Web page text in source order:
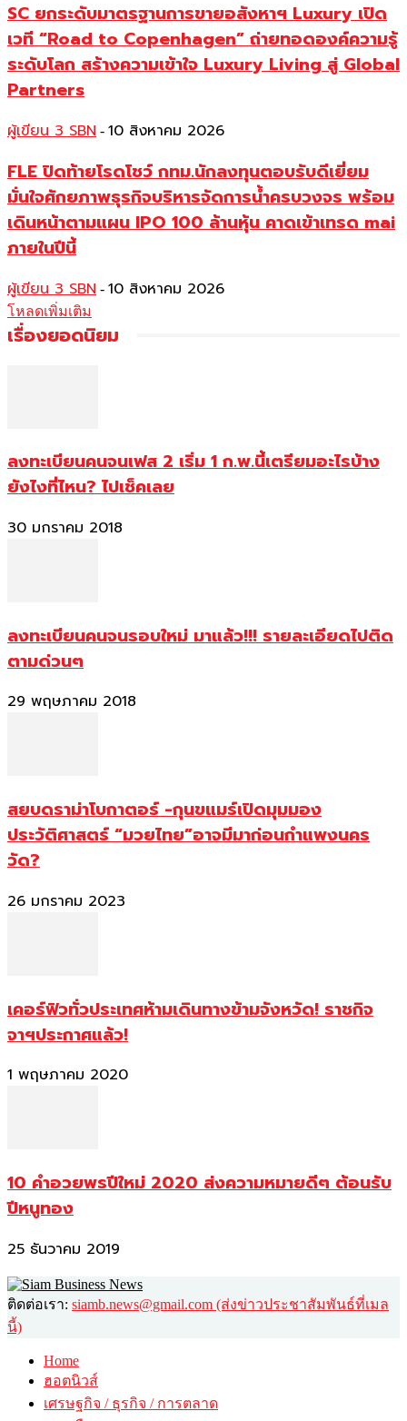
SC ยกระดับมาตรฐานการขายอสังหาฯ Luxury เปิด
เวที “Road to Copenhagen” ถ่ายทอดองค์ความรู้
ระดับโลก สร้างความเข้าใจ Luxury Living สู่ Global
Partners
ผู้เขียน 3 SBN - 10 สิงหาคม 2026
FLE ปิดท้ายโรดโชว์ กทม.นักลงทุนตอบรับดีเยี่ยม
มั่นใจศักยภาพธุรกิจบริหารจัดการน้ำครบวงจร พร้อม
เดินหน้าตามแผน IPO 100 ล้านหุ้น คาดเข้าเทรด mai
ภายในปีนี้
ผู้เขียน 3 SBN - 10 สิงหาคม 2026
โหลดเพิ่มเติม
เรื่องยอดนิยม
ลงทะเบียนคนจนเฟส 2 เริ่ม 1 ก.พ.นี้เตรียมอะไรบ้าง
ยังไงที่ไหน? ไปเช็คเลย
30 มกราคม 2018
ลงทะเบียนคนจนรอบใหม่ มาแล้ว!!! รายละเอียดไปติด
ตามด่วนๆ
29 พฤษภาคม 2018
สยบดราม่าโบกาตอร์ -กุนขแมร์เปิดมุมมอง
ประวัติศาสตร์ “มวยไทย”อาจมีมาก่อนกำแพงนคร
วัด?
26 มกราคม 2023
เคอร์ฟิวทั่วประเทศห้ามเดินทางข้ามจังหวัด! ราชกิจ
จาฯประกาศแล้ว!
1 พฤษภาคม 2020
10 คำอวยพรปีใหม่ 2020 ส่งความหมายดีๆ ต้อนรับ
ปีหนูทอง
25 ธันวาคม 2019
ติดต่อเรา: siamb.news@gmail.com (ส่งข่าวประชาสัมพันธ์ที่เมล
นี้)
Home
ฮอตนิวส์
เศรษฐกิจ / ธุรกิจ / การตลาด